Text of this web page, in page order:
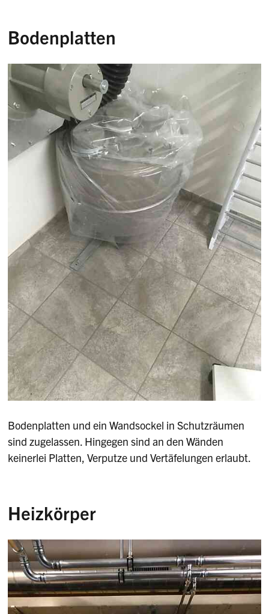
Bodenplatten
Bodenplatten und ein Wandsockel in Schutzräumen
sind zugelassen. Hingegen sind an den Wänden
keinerlei Platten, Verputze und Vertäfelungen erlaubt.
Heizkörper